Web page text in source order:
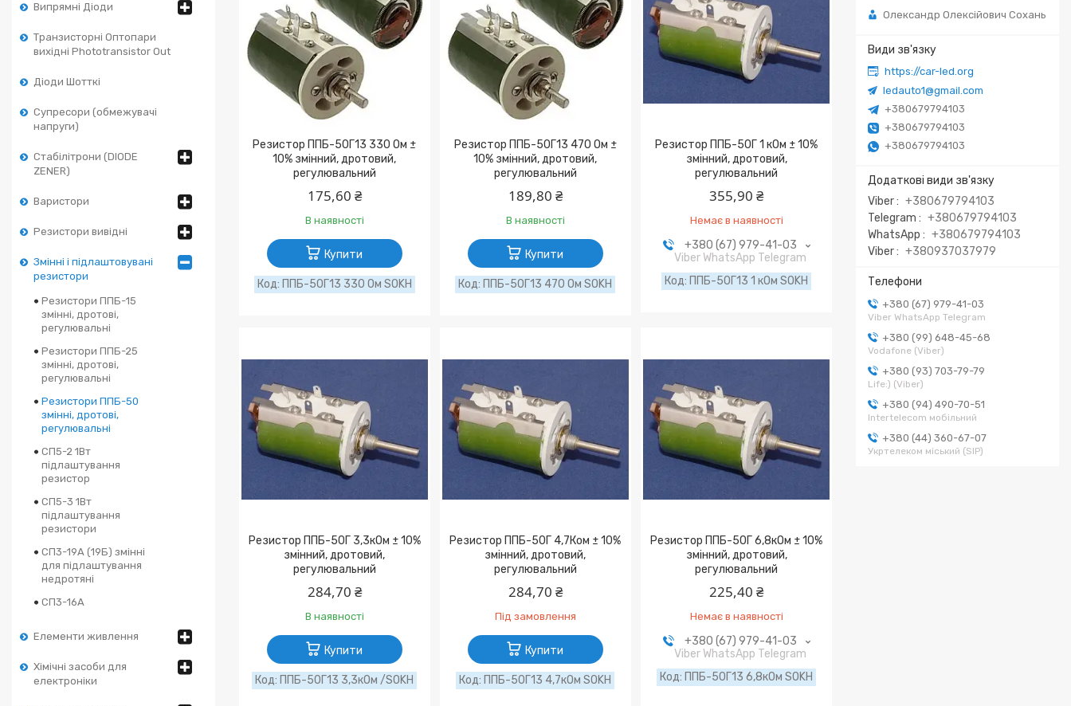
Випрямні Діоди
Транзисторні Оптопари
вихідні Phototransistor Out
Діоди Шотткі
Супресори (обмежувачі
напруги)
Стабілітрони (DIODE
ZENER)
Варистори
Резистори вивідні
Змінні і підлаштовувані
резистори
Резистори ППБ-15
змінні, дротові,
регулювальні
Резистори ППБ-25
змінні, дротові,
регулювальні
Резистори ППБ-50
змінні, дротові,
регулювальні
СП5-2 1Вт
підлаштування
резистор
СП5-3 1Вт
підлаштування
резистори
СП3-19А (19Б) змінні
для підлаштування
недротяні
СП3-16А
Елементи живлення
Хімічні засоби для
електроніки
Олександр Олексійович Сохань
https://car-led.org
ledauto1@gmail.com
+380679794103
+380679794103
+380679794103
Viber
+380679794103
Telegram
+380679794103
WhatsApp
+380679794103
Viber
+380937037979
+380 (67) 979-41-03
Viber WhatsApp Telegram
+380 (99) 648-45-68
Vodafone (Viber)
+380 (93) 703-79-79
Life:) (Viber)
+380 (94) 490-70-51
Intertelecom мобільний
+380 (44) 360-67-07
Укртелеком міський (SIP)
Резистор ППБ-50Г13 330 Ом ±
10% змінний, дротовий,
регулювальний
175,60 ₴
В наявності
Купити
ППБ-50Г13 330 Ом SOKH
Резистор ППБ-50Г13 470 Ом ±
10% змінний, дротовий,
регулювальний
189,80 ₴
В наявності
Купити
ППБ-50Г13 470 Ом SOKH
Резистор ППБ-50Г 1 кОм ± 10%
змінний, дротовий,
регулювальний
355,90 ₴
Немає в наявності
+380 (67) 979-41-03
Viber WhatsApp Telegram
ППБ-50Г13 1 кОм SOKH
Резистор ППБ-50Г 3,3кОм ± 10%
змінний, дротовий,
регулювальний
284,70 ₴
В наявності
Купити
ППБ-50Г13 3,3кОм /SOKH
Резистор ППБ-50Г 4,7Ком ± 10%
змінний, дротовий,
регулювальний
284,70 ₴
Під замовлення
Купити
ППБ-50Г13 4,7кОм SOKH
Резистор ППБ-50Г 6,8кОм ± 10%
змінний, дротовий,
регулювальний
225,40 ₴
Немає в наявності
+380 (67) 979-41-03
Viber WhatsApp Telegram
ППБ-50Г13 6,8кОм SOKH